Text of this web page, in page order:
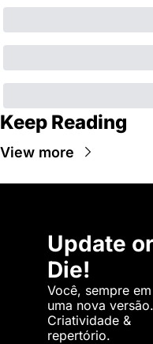
Keep Reading
View more
Update or
Die!
Você, sempre em
uma nova versão.
Criatividade &
repertório.